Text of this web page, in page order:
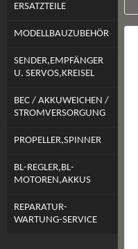
ERSATZTEILE
MODELLBAUZUBEHÖR
SENDER,EMPFÄNGER
U. SERVOS,KREISEL
BEC / AKKUWEICHEN /
STROMVERSORGUNG
PROPELLER,SPINNER
BL-REGLER,BL-
MOTOREN,AKKUS
REPARATUR-
WARTUNG-SERVICE